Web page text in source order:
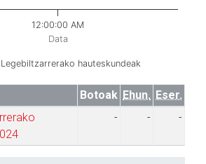
Data
hauteskundeak
12:00:00 AM
Botoak Ehun. Eser.
- - -